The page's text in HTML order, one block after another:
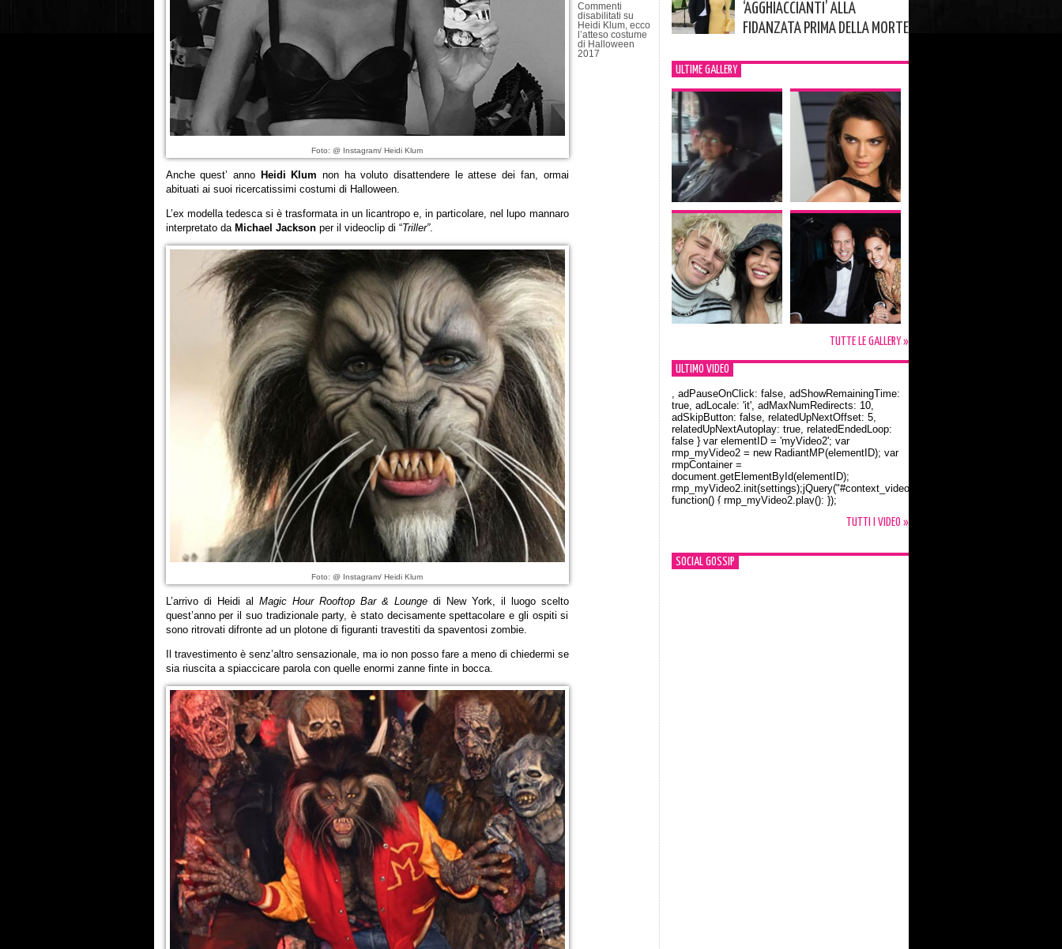
Foto: @ Instagram/ Heidi Klum
Anche quest’ anno Heidi Klum non ha voluto disattendere le attese dei fan, ormai
abituati ai suoi ricercatissimi costumi di Halloween.
L’ex modella tedesca si è trasformata in un licantropo e, in particolare, nel lupo mannaro
interpretato da Michael Jacksonper il videoclip di “Triller”.
Foto: @ Instagram/ Heidi Klum
L’arrivo di Heidi al Magic Hour Rooftop Bar & Loungedi New York, il luogo scelto
quest’anno per il suo tradizionale party, è stato decisamente spettacolare e gli ospiti si
sono ritrovati difronte ad un plotone di figuranti travestiti da spaventosi zombie.
Il travestimento è senz’altro sensazionale, ma io non posso fare a meno di chiedermi se
sia riuscita a spiaccicare parola con quelle enormi zanne finte in bocca.
Commenti
disabilitati su
Heidi Klum, ecco
l’atteso costume
di Halloween
2017
‘AGGHIACCIANTI’ ALLA
FIDANZATA PRIMA DELLA MORTE
ULTIME GALLERY
TUTTE LE GALLERY »
ULTIMO VIDEO
Orlando Bloom e la t-shirt dedicata a Flynn
, adPauseOnClick: false, adShowRemainingTime:
true, adLocale: 'it', adMaxNumRedirects: 10,
adSkipButton: false, relatedUpNextOffset: 5,
relatedUpNextAutoplay: true, relatedEndedLoop:
false } var elementID = 'myVideo2'; var
rmp_myVideo2 = new RadiantMP(elementID); var
rmpContainer =
document.getElementById(elementID);
rmp_myVideo2.init(settings);jQuery("#context_video2").one("mouseover",
function() { rmp_myVideo2.play(); });
TUTTI I VIDEO »
SOCIAL GOSSIP